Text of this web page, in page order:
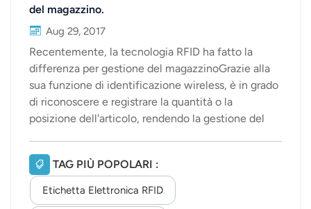
del magazzino.
Aug 29, 2017
Recentemente, la tecnologia RFID ha fatto la
differenza per gestione del magazzinoGrazie alla
sua funzione di identificazione wireless, è in grado
di riconoscere e registrare la quantità o la
posizione dell'articolo, rendendo la gestione del
RFID consente di tracciare e gestire le merci,
riducendo il ciclo di ordinazione e spedizione dei
prodotti, i tempi di consegna e gli obiettivi di
inventario. Allo stesso tempo, può accelerare la
TAG PIÙ POPOLARI :
Etichetta Elettronica RFID